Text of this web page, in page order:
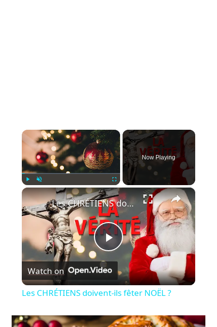
×
Unmute Fullscreen
Now Playing
×
Play
Video
Les CHRÉTIENS doivent-ils fêter NOËL ?
Watch on
Les CHRÉTIENS doivent-ils fêter NOËL ?